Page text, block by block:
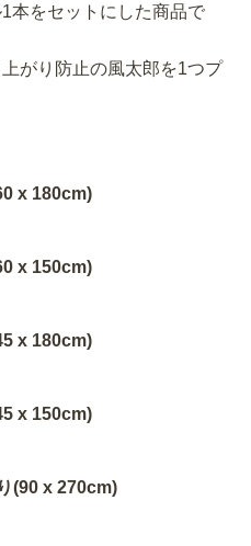
本をセットにした商品で
がり防止の風太郎を1つプ
x 180cm)
x 150cm)
x 180cm)
x 150cm)
(90 x 270cm)